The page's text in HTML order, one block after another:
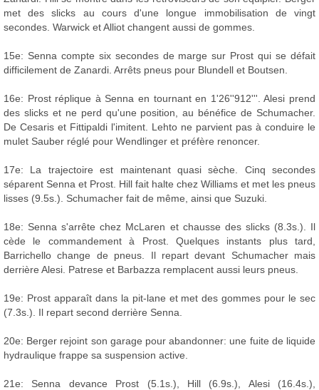
met des slicks au cours d'une longue immobilisation de vingt
secondes. Warwick et Alliot changent aussi de gommes.
15e: Senna compte six secondes de marge sur Prost qui se défait
difficilement de Zanardi. Arrêts pneus pour Blundell et Boutsen.
16e: Prost réplique à Senna en tournant en 1'26''912'''. Alesi prend
des slicks et ne perd qu'une position, au bénéfice de Schumacher.
De Cesaris et Fittipaldi l'imitent. Lehto ne parvient pas à conduire le
mulet Sauber réglé pour Wendlinger et préfère renoncer.
17e: La trajectoire est maintenant quasi sèche. Cinq secondes
séparent Senna et Prost. Hill fait halte chez Williams et met les pneus
lisses (9.5s.). Schumacher fait de même, ainsi que Suzuki.
18e: Senna s'arrête chez McLaren et chausse des slicks (8.3s.). Il
cède le commandement à Prost. Quelques instants plus tard,
Barrichello change de pneus. Il repart devant Schumacher mais
derrière Alesi. Patrese et Barbazza remplacent aussi leurs pneus.
19e: Prost apparaît dans la pit-lane et met des gommes pour le sec
(7.3s.). Il repart second derrière Senna.
20e: Berger rejoint son garage pour abandonner: une fuite de liquide
hydraulique frappe sa suspension active.
21e: Senna devance Prost (5.1s.), Hill (6.9s.), Alesi (16.4s.),